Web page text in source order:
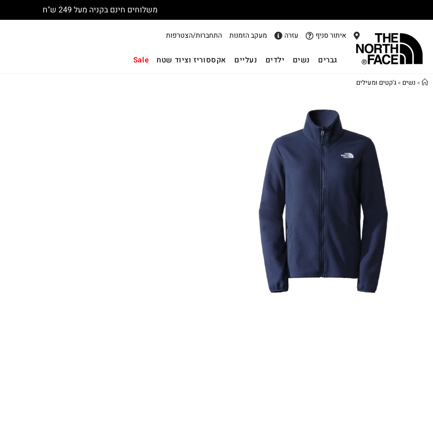
משלוחים חינם בקניה מעל 249 ש"ח
איתור סניף עזרה מעקב הזמנות התחברות/הצטרפות
גברים נשים ילדים נעליים אקססוריז וציוד שטח Sale
» נשים »ג'קטים ומעילים